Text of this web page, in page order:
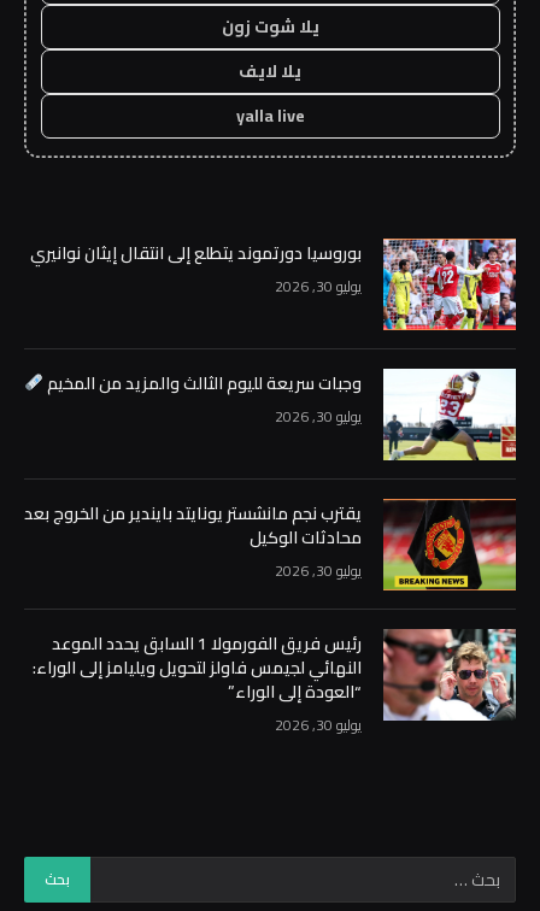
يلا شوت زون
يلا لايف
yalla live
بوروسيا دورتموند يتطلع إلى انتقال إيثان نوانيري
يوليو 30, 2026
وجبات سريعة لليوم الثالث والمزيد من المخيم
يوليو 30, 2026
يقترب نجم مانشستر يونايتد بايندير من الخروج بعد
محادثات الوكيل
يوليو 30, 2026
رئيس فريق الفورمولا 1 السابق يحدد الموعد
النهائي لجيمس فاولز لتحويل ويليامز إلى الوراء:
“العودة إلى الوراء”
يوليو 30, 2026